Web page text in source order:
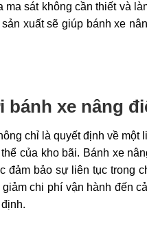
sát không cần thiết và
xuất sẽ giúp bánh xe
xe nâng
chỉ là quyết định về một
của kho bãi. Bánh xe
đảm bảo sự liên tục trong
chi phí vận hành đến